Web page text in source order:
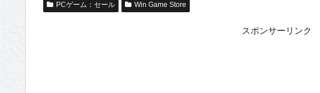
PCゲーム：セール Win Game Store
スポンサーリンク